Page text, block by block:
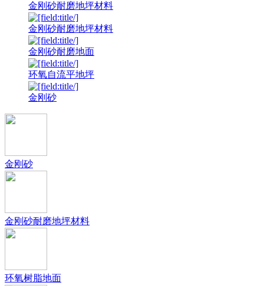
金刚砂耐磨地坪材料
金刚砂耐磨地坪材料
金刚砂耐磨地面
环氧自流平地坪
金刚砂
金刚砂
金刚砂耐磨地坪材料
环氧树脂地面